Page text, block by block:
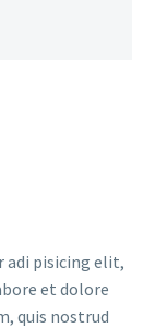
adi pisicing elit,
et dolore
quis nostrud